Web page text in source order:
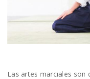
Las artes marciales son